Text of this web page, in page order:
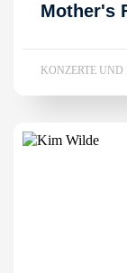
Mother's
KONZERTE